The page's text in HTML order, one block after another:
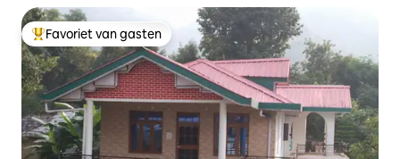
Topfavoriet van gasten
Favoriet van gasten